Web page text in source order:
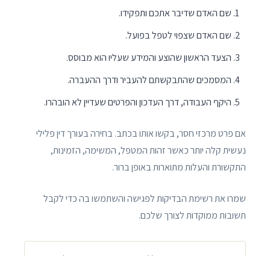
שם האדם שדיבר אתכם ותפקידו.
שם האדם שצפוי לטפל בפועל.
הצעד הראשון שהוצע והמידע שעליו הוא מבוסס.
המסמכים שהתבקשתם להעביר ודרך ההעברה.
היקף העבודה, דרך העדכון והפרטים שעדיין לא הובהרו.
אם פרט מרכזי חסר, בקשו אותו בכתב. בחירה בעורך דין פלילי
נעשית קלה יותר כאשר זהות המטפל, המשימה, הזמינות,
התקשורת והעלות מתוארות באופן ברור.
שמרו את רשימת הבדיקות לפגישה והשתמשו בה כדי לקבל
תשובות ממוקדות לצורך שלכם.